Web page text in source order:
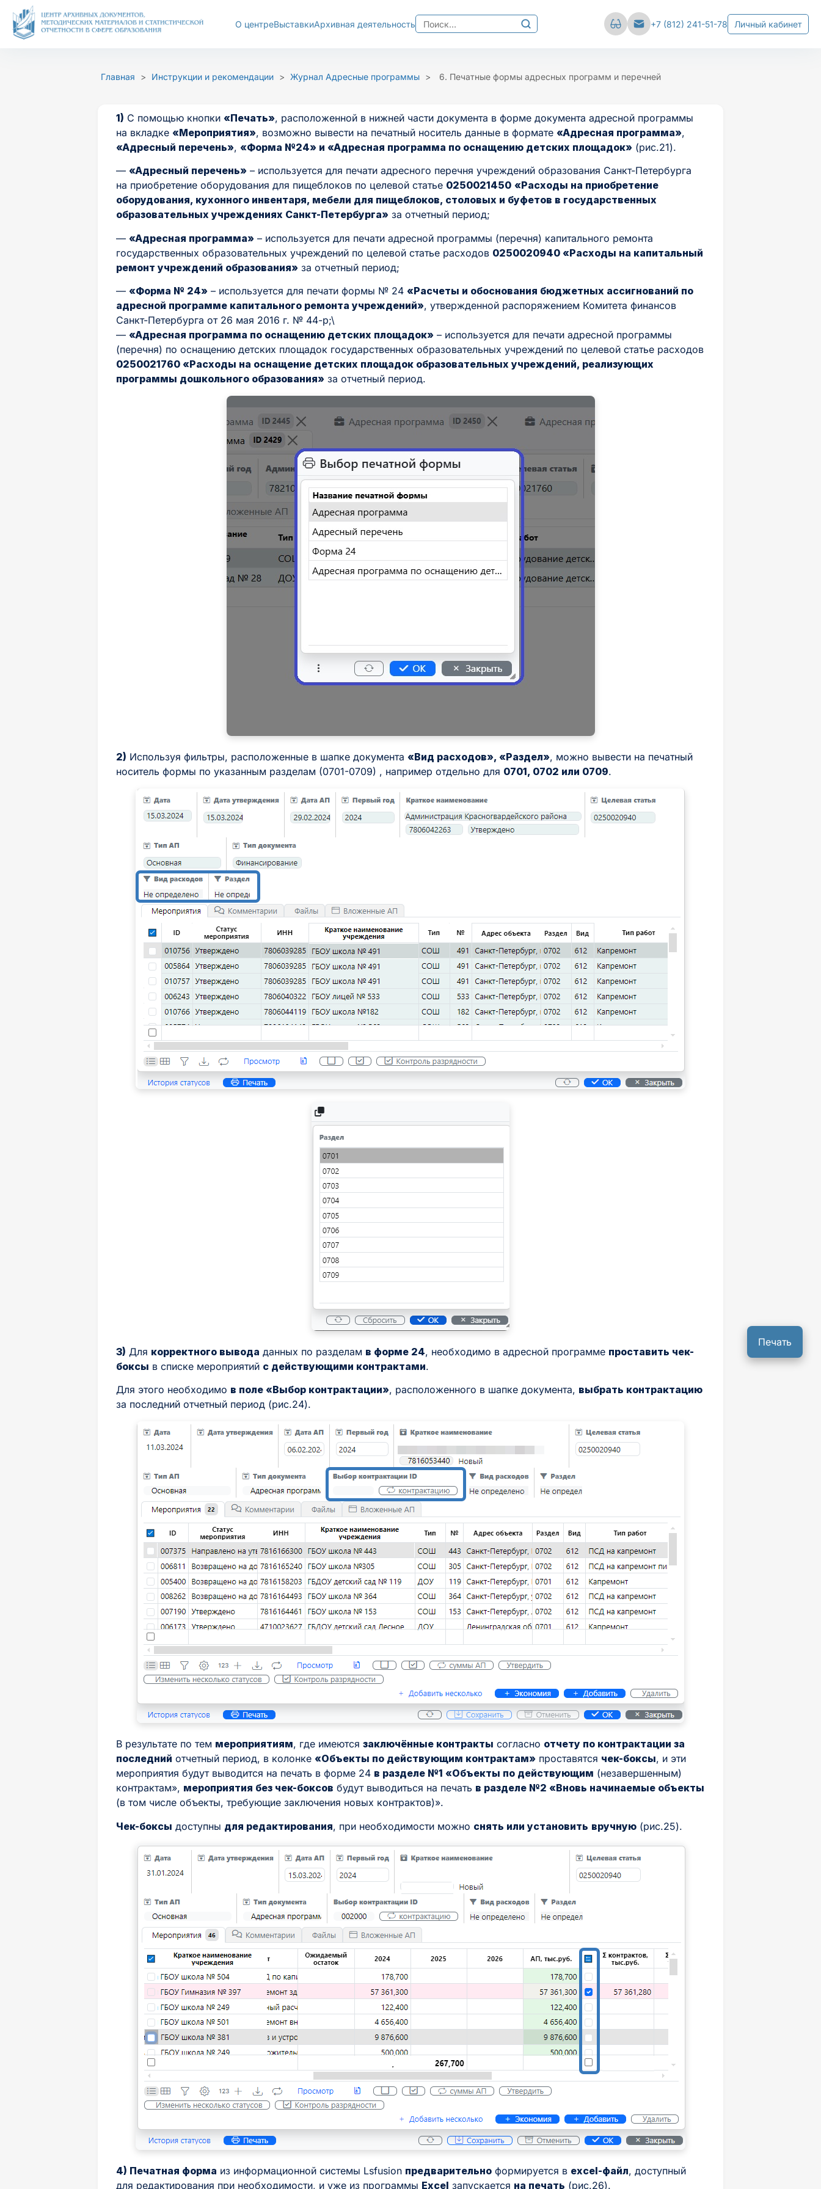
О центреВыставкиАрхивная деятельность
Найти:
+7 (812) 241-51-78 Личный кабинет
Перейти
содержимому
Главная > Инструкции и рекомендации > Журнал Адресные программы > 6. Печатные формы адресных программ и перечней
Печать
1) С помощью кнопки «Печать», расположенной в нижней части документа в форме документа адресной программы
на вкладке «Мероприятия», возможно вывести на печатный носитель данные в формате «Адресная программа»,
«Адресный перечень», «Форма №24» и «Адресная программа по оснащению детских площадок» (рис.21).
— «Адресный перечень» – используется для печати адресного перечня учреждений образования Санкт-Петербурга
на приобретение оборудования для пищеблоков по целевой статье 0250021450 «Расходы на приобретение
оборудования, кухонного инвентаря, мебели для пищеблоков, столовых и буфетов в государственных
образовательных учреждениях Санкт-Петербурга» за отчетный период;
— «Адресная программа» – используется для печати адресной программы (перечня) капитального ремонта
государственных образовательных учреждений по целевой статье расходов 0250020940 «Расходы на капитальный
ремонт учреждений образования» за отчетный период;
— «Форма № 24» – используется для печати формы № 24 «Расчеты и обоснования бюджетных ассигнований по
адресной программе капитального ремонта учреждений», утвержденной распоряжением Комитета финансов
Санкт-Петербурга от 26 мая 2016 г. № 44-р;\
— «Адресная программа по оснащению детских площадок» – используется для печати адресной программы
(перечня) по оснащению детских площадок государственных образовательных учреждений по целевой статье расходов
0250021760 «Расходы на оснащение детских площадок образовательных учреждений, реализующих
программы дошкольного образования» за отчетный период.
2) Используя фильтры, расположенные в шапке документа «Вид расходов», «Раздел», можно вывести на печатный
носитель формы по указанным разделам (0701-0709) , например отдельно для 0701, 0702 или 0709.
3) Для корректного вывода данных по разделам в форме 24, необходимо в адресной программе проставить чек-
боксы в списке мероприятий с действующими контрактами.
Для этого необходимо в поле «Выбор контрактации», расположенного в шапке документа, выбрать контрактацию
за последний отчетный период (рис.24).
В результате по тем мероприятиям, где имеются заключённые контракты согласно отчету по контрактации за
последний отчетный период, в колонке «Объекты по действующим контрактам» проставятся чек-боксы, и эти
мероприятия будут выводится на печать в форме 24 в разделе №1 «Объекты по действующим (незавершенным)
контрактам», мероприятия без чек-боксов будут выводиться на печать в разделе №2 «Вновь начинаемые объекты
(в том числе объекты, требующие заключения новых контрактов)».
Чек-боксы доступны для редактирования, при необходимости можно снять или установить вручную (рис.25).
4) Печатная форма из информационной системы Lsfusion предварительно формируется в excel-файл, доступный
для редактирования при необходимости, и уже из программы Excel запускается на печать (рис.26).
Сбросить настройки